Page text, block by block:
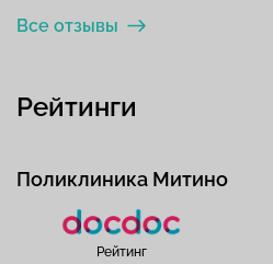
Все отзывы
Рейтинги
Поликлиника Митино
Рейтинг